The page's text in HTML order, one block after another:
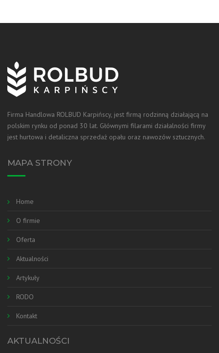
Firma Handlowa ROLBUD Karpińscy, jest firmą rodzinną działającą na
polskim rynku od ponad 30 lat. Głównymi filarami działalności firmy
jest hurtowa i detaliczna sprzedaż opału oraz nawozów sztucznych.
MAPA STRONY
Home
O firmie
Oferta
Aktualności
Artykuły
RODO
Kontakt
AKTUALNOŚCI